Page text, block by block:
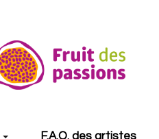
F.A.Q. des artistes